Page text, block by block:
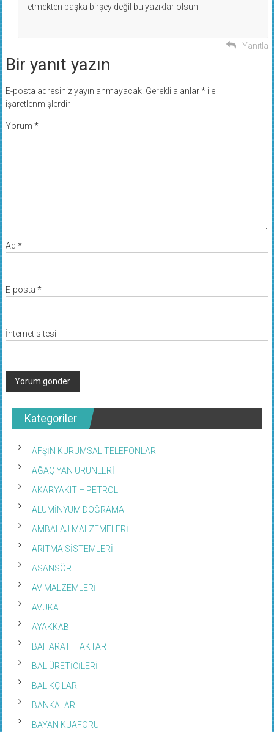
etmekten başka birşey değil bu yazıklar olsun
Yanıtla
Bir yanıt yazın
E-posta adresiniz yayınlanmayacak. Gerekli alanlar*ile
işaretlenmişlerdir
Yorum *
Ad *
E-posta *
İnternet sitesi
Kategoriler
AFŞİN KURUMSAL TELEFONLAR
AĞAÇ YAN ÜRÜNLERİ
AKARYAKIT – PETROL
ALÜMİNYUM DOĞRAMA
AMBALAJ MALZEMELERİ
ARITMA SİSTEMLERİ
ASANSÖR
AV MALZEMLERİ
AVUKAT
AYAKKABI
BAHARAT – AKTAR
BAL ÜRETİCİLERİ
BALIKÇILAR
BANKALAR
BAYAN KUAFÖRÜ